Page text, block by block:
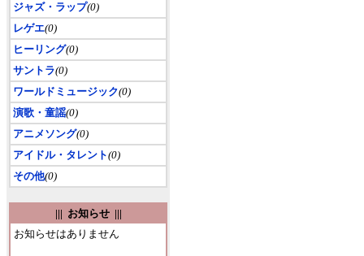
ジャズ・ラップ(0)
レゲエ(0)
ヒーリング(0)
サントラ(0)
ワールドミュージック(0)
演歌・童謡(0)
アニメソング(0)
アイドル・タレント(0)
その他(0)
||| お知らせ |||
お知らせはありません